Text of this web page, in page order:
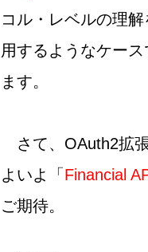
コル・レベルの理
用するようなケー
ます。
さて、OAuth2拡
よいよ「 Financial
ご期待。